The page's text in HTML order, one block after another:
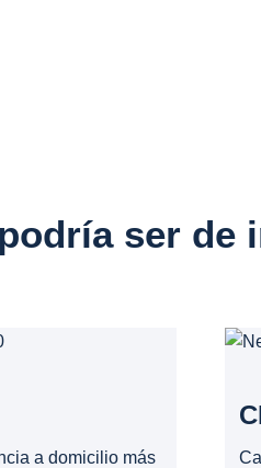
ser de
a domicilio más